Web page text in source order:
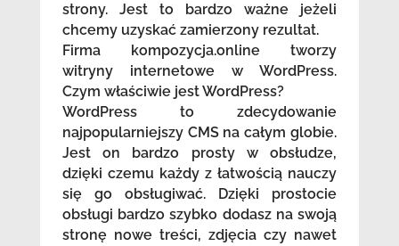
strony. Jest to bardzo ważne jeżeli
chcemy uzyskać zamierzony rezultat.
Firma kompozycja.online tworzy
witryny internetowe w WordPress.
Czym właściwie jest WordPress?
WordPress to zdecydowanie
najpopularniejszy CMS na całym globie.
Jest on bardzo prosty w obsłudze,
dzięki czemu każdy z łatwością nauczy
się go obsługiwać. Dzięki prostocie
obsługi bardzo szybko dodasz na swoją
stronę nowe treści, zdjęcia czy nawet